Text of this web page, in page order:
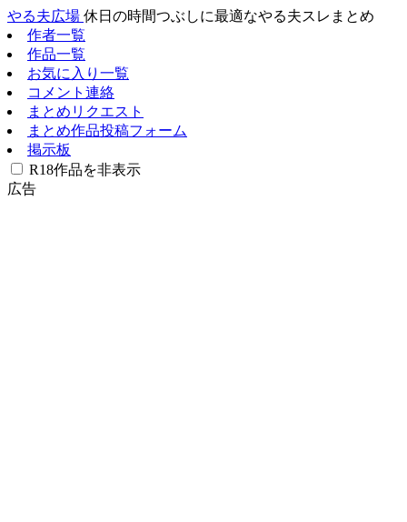
やる夫広場 休日の時間つぶしに最適なやる夫スレまとめ
作者一覧
作品一覧
お気に入り一覧
コメント連絡
まとめリクエスト
まとめ作品投稿フォーム
掲示板
R18作品を非表示
広告